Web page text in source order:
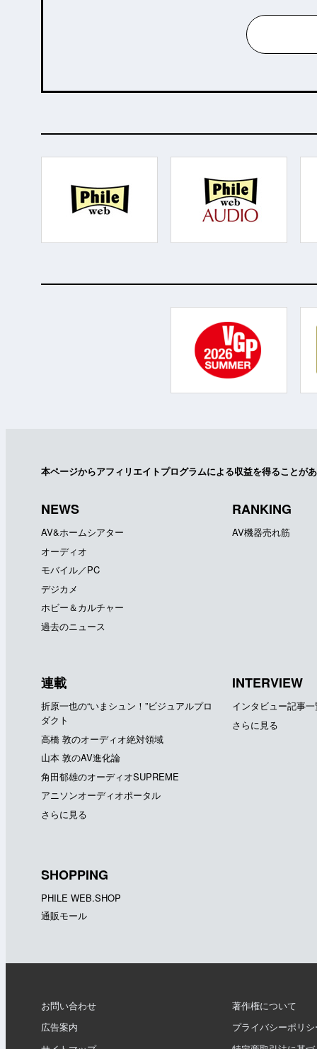
本ページからアフィリエイトプログラムによる収益を得ることが
NEWS
AV&ホームシアター
オーディオ
モバイル／PC
デジカメ
ホビー＆カルチャー
過去のニュース
RANKING
AV機器売れ筋
連載
折原一也の“いまシュン！”ビジュアルプロ
ダクト
高橋 敦のオーディオ絶対領域
山本 敦のAV進化論
角田郁雄のオーディオSUPREME
アニソンオーディオポータル
さらに見る
INTERVIEW
インタビュー記事
さらに見る
SHOPPING
PHILE WEB.SHOP
通販モール
お問い合わせ
広告案内
著作権について
プライバシーポリ